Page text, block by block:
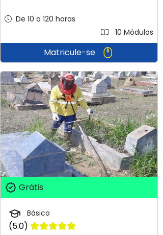
De 10 a 120 horas
10 Módulos
Matricule-se
Grátis
Básico
(5.0)